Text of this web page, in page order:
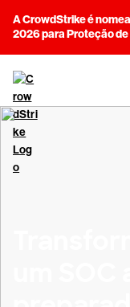
A CrowdStrike é
2026 para Proteção